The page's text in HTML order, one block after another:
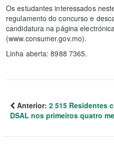
Os estudantes interessados
regulamento do concurso e
candidatura na página
(www.consumer.gov.mo).
Linha aberta: 8988 7365.
Anterior: 2 515 Residentes
DSAL nos primeiros quatro